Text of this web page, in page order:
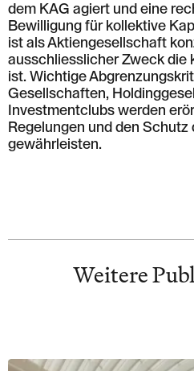
dem KAG agiert und eine
Bewilligung für kollektive
ist als Aktiengesellschaft
ausschliesslicher Zweck die
ist. Wichtige
Gesellschaften,
Investmentclubs werden
Regelungen und den Schutz
gewährleisten.
Weitere